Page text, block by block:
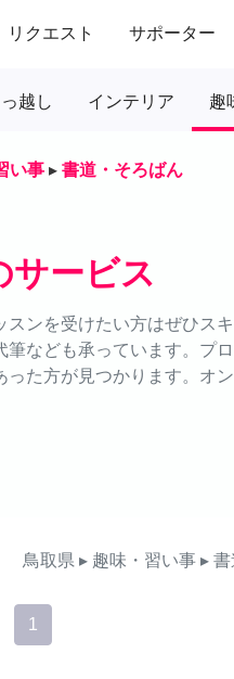
リクエスト サポーター
越し インテリア 趣
い事 ▸ 書道・そろばん
サービス
ンを受けたい方はぜひス
なども承っています。プ
た方が見つかります。オ
鳥取県 ▸ 趣味・習い事 ▸
1